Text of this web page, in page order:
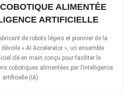
ALIMENTÉE
ARTIFICIELLE
de robots légers et pionnier de la
« AI Accelerator », un ensemble
clé en main conçu pour faciliter le
cobotiques alimentées par l’intelligence
artificielle (IA).